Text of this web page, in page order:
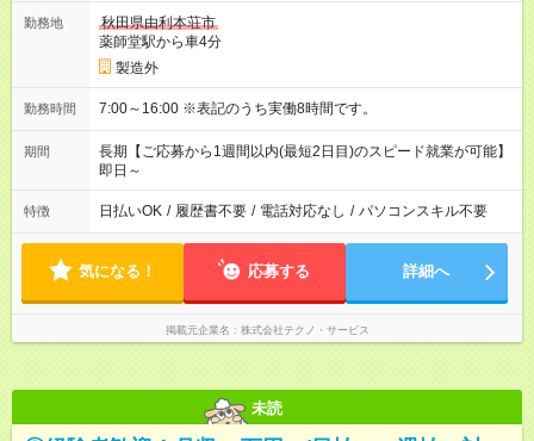
勤務地
秋田県由利本荘市
薬師堂駅から車4分
製造外
勤務時間 7:00～16:00 ※表記のうち実働8時間です。
期間
長期【ご応募から1週間以内(最短2日目)のスピード就業が可能】
即日～
特徴 日払いOK / 履歴書不要 / 電話対応なし / パソコンスキル不要
気になる！ 応募する 詳細へ
掲載元企業名 株式会社テクノ・サービス
未読